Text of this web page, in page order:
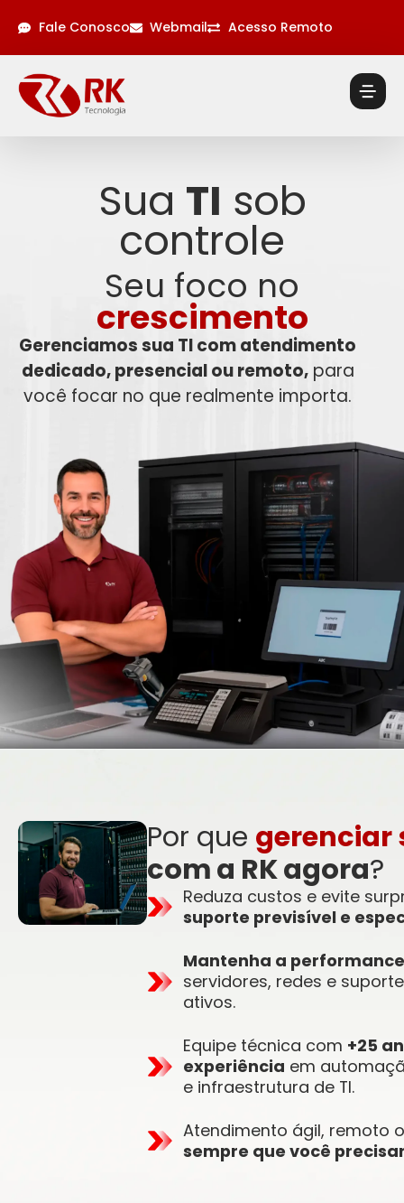
Fale Conosco Webmail Acesso Remoto
Sua TI sob
controle
Seu foco no
crescimento
Gerenciamos sua TI com atendimento
dedicado, presencial ou remoto,para
você focar no que realmente importa.
Por que gerenciar
com a RK agora?
Reduza custos e evite
suporte previsível e
Mantenha a performance
servidores, redes e
ativos.
Equipe técnica com +25
experiência em
e infraestrutura de TI.
Atendimento ágil, remoto
sempre que você